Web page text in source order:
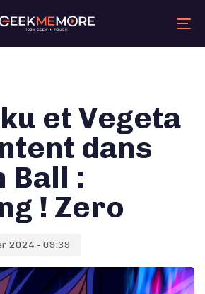
et Vegeta
dans
Ball :
! Zero
2024 - 09:39